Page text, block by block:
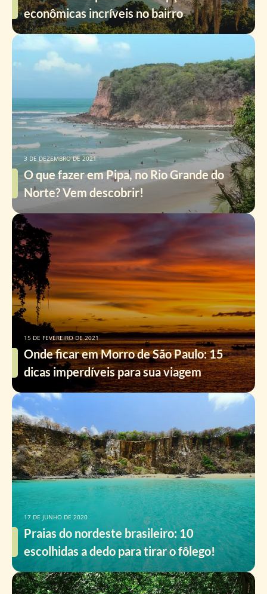
econômicas incríveis no bairro
O que fazer em Pipa, no Rio Grande do
Norte? Vem descobrir!
3 DE DEZEMBRO DE 2021
Onde ficar em Morro de São Paulo: 15
dicas imperdíveis para sua viagem
15 DE FEVEREIRO DE 2021
Praias do nordeste brasileiro: 10
escolhidas a dedo para tirar o fôlego!
17 DE JUNHO DE 2020